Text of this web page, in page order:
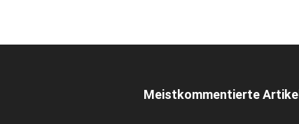
Meistkommentierte Artikel